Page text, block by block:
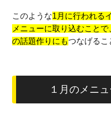
このような1月に行われる
メニューに取り込むこと
の話題作りにもつなげるこ
１月のメニ